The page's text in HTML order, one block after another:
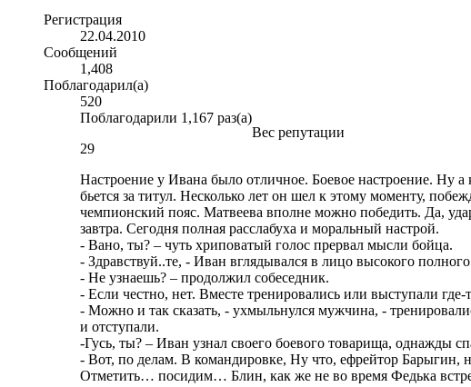
Регистрация
22.04.2010
Сообщений
1,408
Поблагодарил(а)
520
Поблагодарили 1,167 раз(а)
Вес репутации
29
Настроение у Ивана было отличное. Боевое настроение. Ну
бьется за титул. Несколько лет он шел к этому моменту,
чемпионский пояс. Матвеева вполне можно победить. Да,
завтра. Сегодня полная расслабуха и моральный настрой.
- Вано, ты? – чуть хриповатый голос прервал мысли бойца.
- Здравствуй..те, - Иван вглядывался в лицо высокого
- Не узнаешь? – продолжил собеседник.
- Если честно, нет. Вместе тренировались или выступали где-
- Можно и так сказать, - ухмыльнулся мужчина, -
и отступали.
-Гусь, ты? – Иван узнал своего боевого товарища, однажды
- Вот, по делам. В командировке, Ну что, ефрейтор
Отметить… посидим… Блин, как же не во время Федька